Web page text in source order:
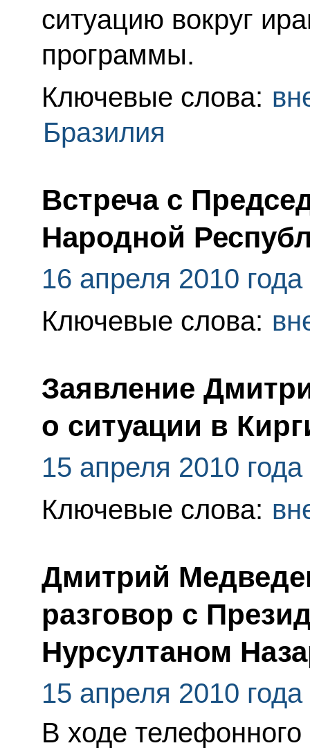
ситуацию вокруг
программы.
Ключевые слова:
Бразилия
Встреча с
Народной
16 апреля 2010 года
Ключевые слова:
Заявление
о ситуации в
15 апреля 2010 года
Ключевые слова:
Дмитрий
разговор с
Нурсултаном
15 апреля 2010 года
В ходе телефонного